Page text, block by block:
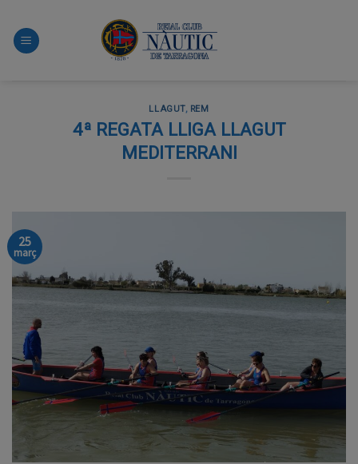
content
LLAGUT, REM
4ª REGATA LLIGA LLAGUT
MEDITERRANI
25
març